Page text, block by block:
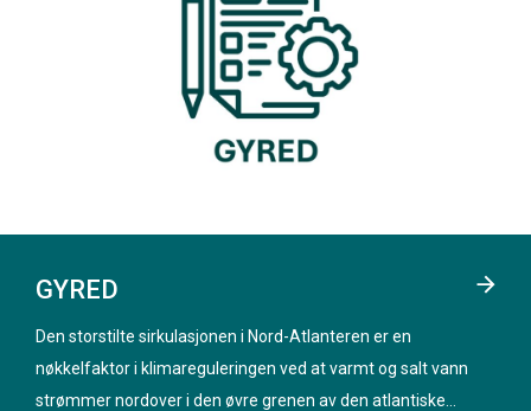
GYRED
Den storstilte sirkulasjonen i Nord-Atlanteren er en
nøkkelfaktor i klimareguleringen ved at varmt og salt vann
strømmer nordover i den øvre grenen av den atlantiske